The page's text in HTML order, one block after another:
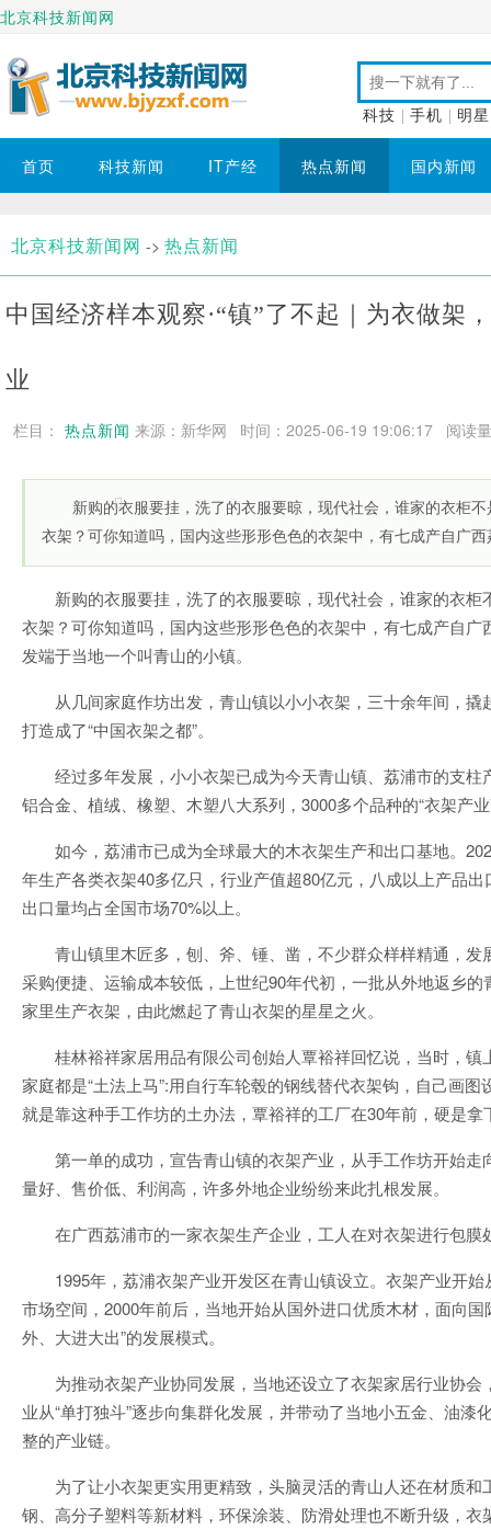
北京科技新闻网
科技 手机 明星
首页 科技新闻 IT产经 热点新闻 国内新闻
北京科技新闻网 -> 热点新闻
中国经济样本观察·“镇”了不起｜为衣做架
业
栏目： 热点新闻 来源：新华网 时间：2025-06-19 19:06:17 阅读
新购的衣服要挂，洗了的衣服要晾，现代社会，谁家的衣柜
衣架？可你知道吗，国内这些形形色色的衣架中，有七成产自广
新购的衣服要挂，洗了的衣服要晾，现代社会，谁家的衣
衣架？可你知道吗，国内这些形形色色的衣架中，有七成产自
发端于当地一个叫青山的小镇。
从几间家庭作坊出发，青山镇以小小衣架，三十余年间，
打造成了“中国衣架之都”。
经过多年发展，小小衣架已成为今天青山镇、荔浦市的支
铝合金、植绒、橡塑、木塑八大系列，3000多个品种的“衣架产业
如今，荔浦市已成为全球最大的木衣架生产和出口基地。
年生产各类衣架40多亿只，行业产值超80亿元，八成以上产品
出口量均占全国市场70%以上。
青山镇里木匠多，刨、斧、锤、凿，不少群众样样精通，
采购便捷、运输成本较低，上世纪90年代初，一批从外地返乡
家里生产衣架，由此燃起了青山衣架的星星之火。
桂林裕祥家居用品有限公司创始人覃裕祥回忆说，当时，
家庭都是“土法上马”:用自行车轮毂的钢线替代衣架钩，自己画
就是靠这种手工作坊的土办法，覃裕祥的工厂在30年前，硬是
第一单的成功，宣告青山镇的衣架产业，从手工作坊开始
量好、售价低、利润高，许多外地企业纷纷来此扎根发展。
在广西荔浦市的一家衣架生产企业，工人在对衣架进行包膜
1995年，荔浦衣架产业开发区在青山镇设立。衣架产业开
市场空间，2000年前后，当地开始从国外进口优质木材，面向
外、大进大出”的发展模式。
为推动衣架产业协同发展，当地还设立了衣架家居行业协
业从“单打独斗”逐步向集群化发展，并带动了当地小五金、油漆
整的产业链。
为了让小衣架更实用更精致，头脑灵活的青山人还在材质
钢、高分子塑料等新材料，环保涂装、防滑处理也不断升级，